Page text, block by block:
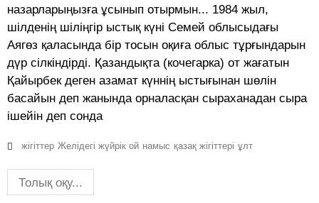
назарларыңызға ұсынып отырмын... 1984 жыл,
шілденің шіліңгір ыстық күні Семей облысыдағы
Аягөз қаласында бір тосын оқиға облыс тұрғындарын
дүр сілкіндірді. Қазандықта (кочегарка) от жағатын
Қайырбек деген азамат күннің ыстығынан шөлін
басайын деп жанында орналасқан сыраханадан сыра
ішейін деп сонда
жігіттер Желідегі жүйрік ой намыс қазақ жігіттері ұлт
Толық оқу...